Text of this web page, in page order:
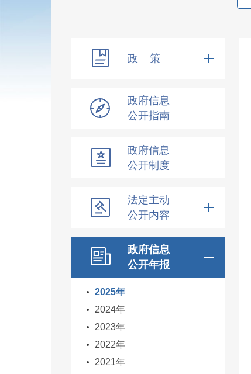
政 策
政府信息
公开指南
政府信息
公开制度
法定主动
公开内容
政府信息
公开年报
2025年
2024年
2023年
2022年
2021年